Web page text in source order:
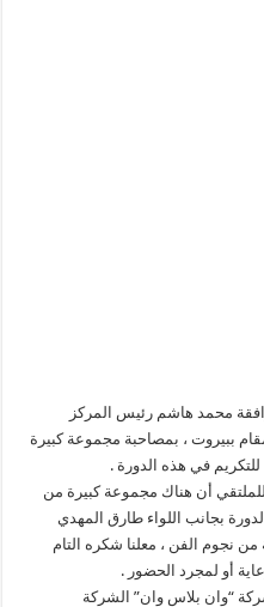
محمد هاشم رئيس المركز
ببيروت ، بمصاحبة مجموعة كبيرة
في هذه الدورة .
أن هناك مجموعة كبيرة من
بجانب اللواء طارق المهدي
نجوم الفن ، معلنا شكره التام
أو لمجرد الحضور .
“وان بلاس وان” الشركة